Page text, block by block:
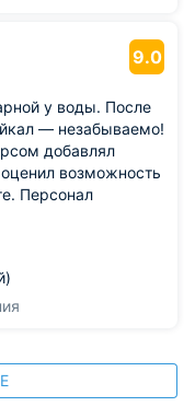
9.0
у воды. После
— незабываемо!
добавлял
возможность
Персонал
вдоль берега —
подарком.
воды в ванной.